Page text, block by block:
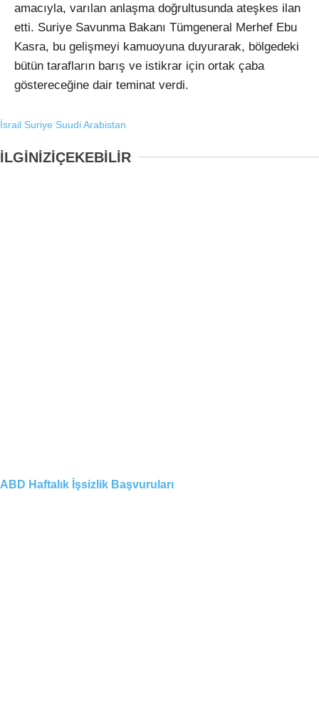
amacıyla, varılan anlaşma doğrultusunda ateşkes ilan
etti. Suriye Savunma Bakanı Tümgeneral Merhef Ebu
Kasra, bu gelişmeyi kamuoyuna duyurarak, bölgedeki
bütün tarafların barış ve istikrar için ortak çaba
göstereceğine dair teminat verdi.
İsrail Suriye Suudi Arabistan
İLGİNİZİÇEKEBİLİR
ABD Haftalık İşsizlik Başvuruları